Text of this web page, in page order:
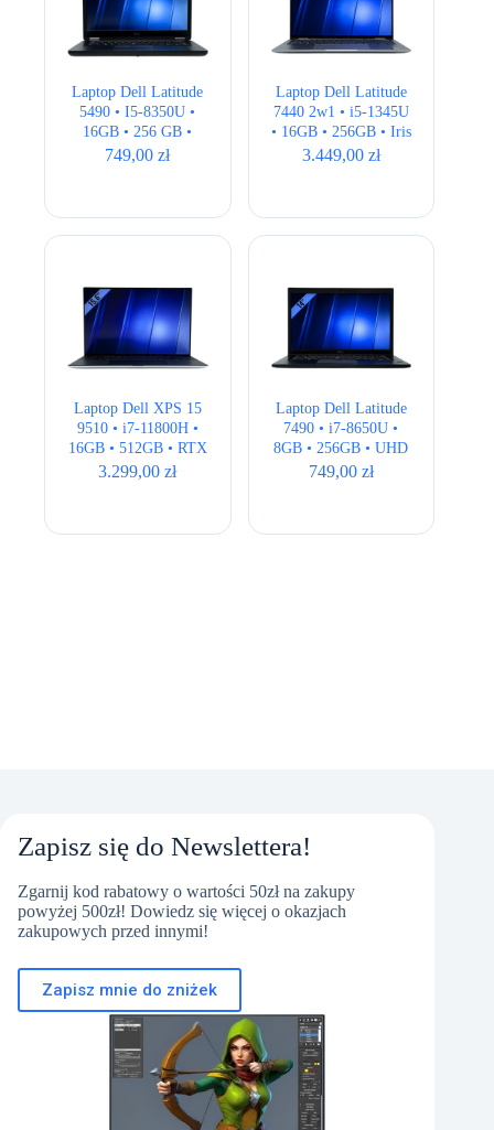
Laptop Dell Latitude
5490 • I5-8350U •
16GB • 256 GB •
Intel 620 HD • 14.1″
749,00zł
Laptop Dell Latitude
7440 2w1 • i5-1345U
• 16GB • 256GB • Iris
Xe • 14″ FHD+ •
3.449,00 zł
Laptop Dell XPS 15
9510 • i7-11800H •
16GB • 512GB • RTX
3050Ti 4GB • 15,6″
3.299,00zł
Laptop Dell Latitude
7490 • i7-8650U •
8GB • 256GB • UHD
620 • 14.1″ Full HD •
749,00 zł
Zapisz się do Newslettera!
Zgarnij kod rabatowy o wartości 50zł na zakupy
powyżej 500zł! Dowiedz się więcej o okazjach
zakupowych przed innymi!
Zapisz mnie do zniżek